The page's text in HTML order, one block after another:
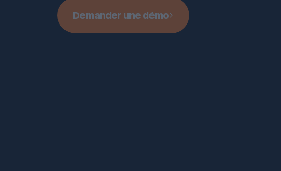
Demander une démo